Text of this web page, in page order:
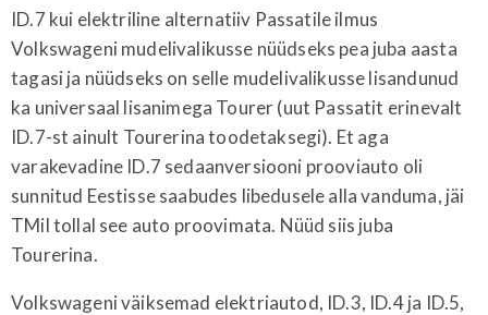
ID.7 kui elektriline alternatiiv Passatile ilmus
Volkswageni mudelivalikusse nüüdseks pea juba aasta
tagasi ja nüüdseks on selle mudelivalikusse lisandunud
ka universaal lisanimega Tourer (uut Passatit erinevalt
ID.7-st ainult Tourerina toodetaksegi). Et aga
varakevadine ID.7 sedaanversiooni prooviauto oli
sunnitud Eestisse saabudes libedusele alla vanduma, jäi
TMil tollal see auto proovimata. Nüüd siis juba
Tourerina.
Volkswageni väiksemad elektriautod, ID.3, ID.4 ja ID.5,